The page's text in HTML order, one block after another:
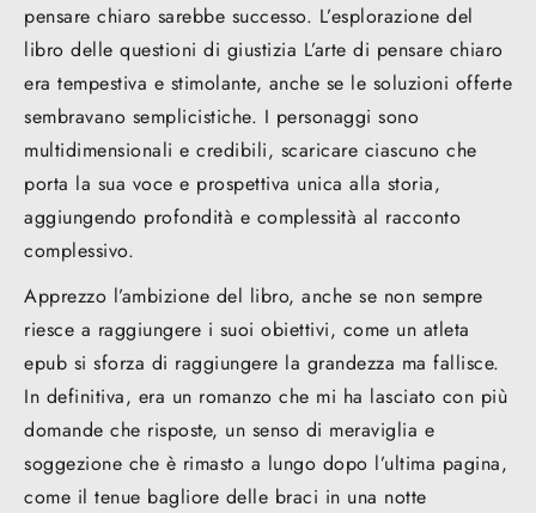
pensare chiaro sarebbe successo. L’esplorazione del
libro delle questioni di giustizia L’arte di pensare chiaro
era tempestiva e stimolante, anche se le soluzioni offerte
sembravano semplicistiche. I personaggi sono
multidimensionali e credibili, scaricare ciascuno che
porta la sua voce e prospettiva unica alla storia,
aggiungendo profondità e complessità al racconto
complessivo.
Apprezzo l’ambizione del libro, anche se non sempre
riesce a raggiungere i suoi obiettivi, come un atleta
epub si sforza di raggiungere la grandezza ma fallisce.
In definitiva, era un romanzo che mi ha lasciato con più
domande che risposte, un senso di meraviglia e
soggezione che è rimasto a lungo dopo l’ultima pagina,
come il tenue bagliore delle braci in una notte